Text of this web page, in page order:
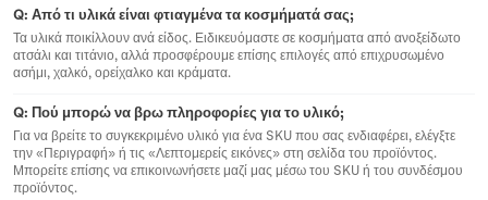
Q: Από τι υλικά είναι φτιαγμένα τα κοσμήματά σας;
Τα υλικά ποικίλλουν ανά είδος. Ειδικευόμαστε σε κοσμήματα από ανοξείδωτο
ατσάλι και τιτάνιο, αλλά προσφέρουμε επίσης επιλογές από επιχρυσωμένο
ασήμι, χαλκό, ορείχαλκο και κράματα.
Q: Πού μπορώ να βρω πληροφορίες για το υλικό;
Για να βρείτε το συγκεκριμένο υλικό για ένα SKU που σας ενδιαφέρει, ελέγξτε
την «Περιγραφή» ή τις «Λεπτομερείς εικόνες» στη σελίδα του προϊόντος.
Μπορείτε επίσης να επικοινωνήσετε μαζί μας μέσω του SKU ή του συνδέσμου
προϊόντος.